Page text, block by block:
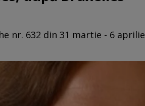
nr. 632 din 31 martie - 6 aprilie